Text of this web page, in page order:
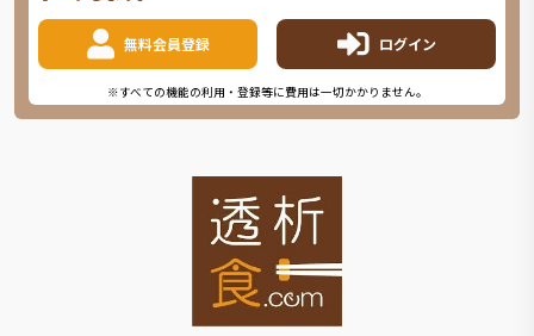
無料会員登録 ログイン
※すべての機能の利用・登録等に費用は一切かかりません。